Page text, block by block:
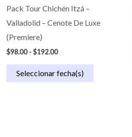
Pack Tour Chichén Itzá –
Valladolid – Cenote De Luxe
(Premiere)
$98.00 - $192.00
Seleccionar fecha(s)